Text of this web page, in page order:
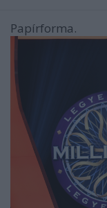
Papírforma.